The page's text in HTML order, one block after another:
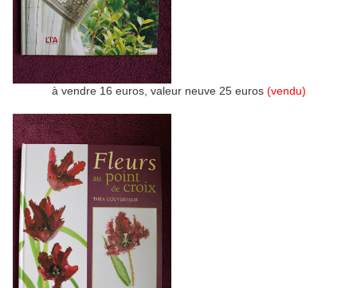
à vendre 16 euros, valeur neuve 25 euros (vendu)